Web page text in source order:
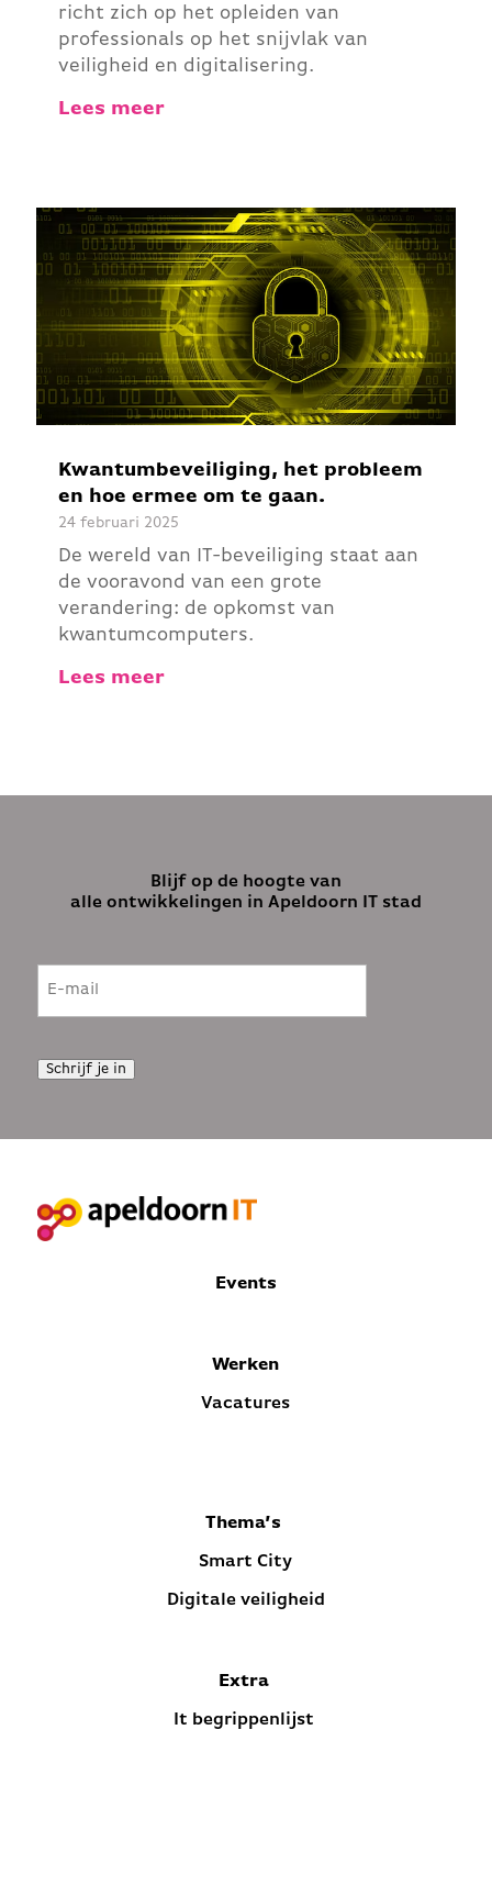
richt zich op het opleiden van
professionals op het snijvlak van
veiligheid en digitalisering.
Lees meer
Kwantumbeveiliging, het probleem
en hoe ermee om te gaan.
24 februari 2025
De wereld van IT-beveiliging staat aan
de vooravond van een grote
verandering: de opkomst van
kwantumcomputers.
Lees meer
Blijf op de hoogte van
alle ontwikkelingen in Apeldoorn IT stad
mailadres
(Vereist)
Schrijf je in
Events
Werken
Vacatures
Thema’s
Smart City
Digitale veiligheid
Extra
It begrippenlijst